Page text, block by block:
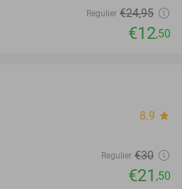
Regulier €24,95
€12,50
8.9 star
Regulier €30
€21 ,50